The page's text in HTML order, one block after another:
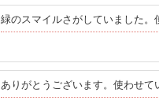
緑のスマイルさがしていました。
ありがとうございます。使わせて